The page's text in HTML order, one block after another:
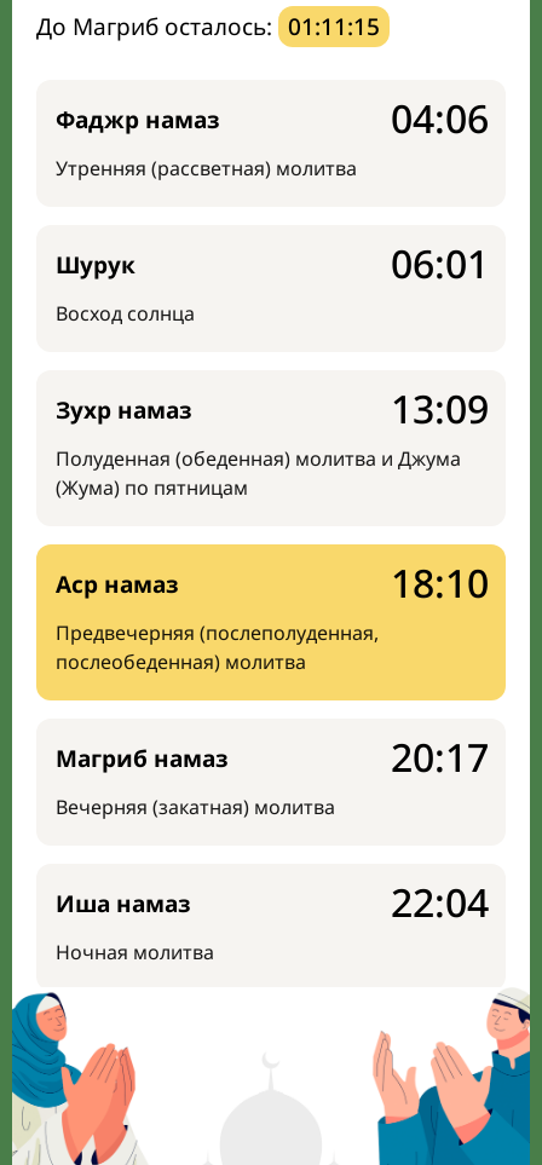
До Магриб осталось: 01:11:14
Фаджр намаз
Утренняя (рассветная) молитва
04:06
Шурук
Восход солнца
06:01
Зухр намаз
Полуденная (обеденная) молитва и Джума
(Жума) по пятницам
13:09
Аср намаз
Предвечерняя (послеполуденная,
послеобеденная) молитва
18:10
Магриб намаз
Вечерняя (закатная) молитва
20:17
Иша намаз
Ночная молитва
22:04